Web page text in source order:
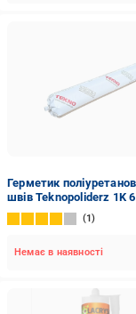
Герметик
швів Teknopoliderz 1K
Чорний (28546841)
1
Немає в наявності